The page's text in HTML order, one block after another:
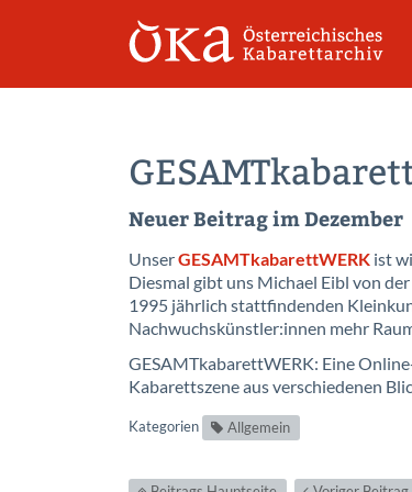
Neuer Beitrag im Dezember
UnserGESAMTkabarettWERK ist
Diesmal gibt uns Michael Eibl von der
1995 jährlich stattfindenden
Nachwuchskünstler:innen mehr
GESAMTkabarettWERK: Eine
Kabarettszene aus verschiedenen
Kategorien Allgemein